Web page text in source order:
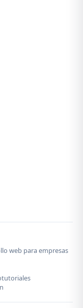
web para empresas